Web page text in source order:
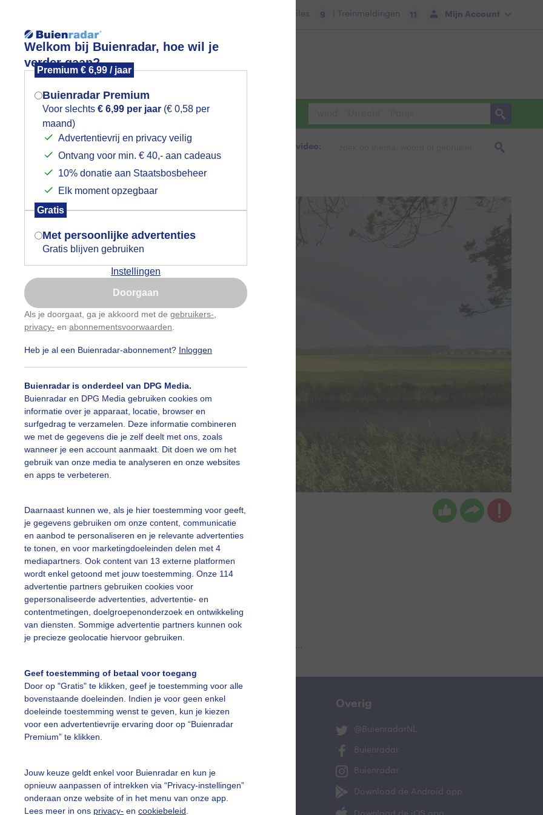
Welkom bij Buienradar, hoe wil je
verder gaan?
Premium € 6,99 / jaar
Buienradar Premium
Voor slechts € 6,99 per jaar (€ 0,58 per
maand)
Advertentievrij en privacy veilig
Ontvang voor min. € 40,- aan cadeaus
10% donatie aan Staatsbosbeheer
Elk moment opzegbaar
Gratis
Met persoonlijke advertenties
Gratis blijven gebruiken
Instellingen
Doorgaan
Als je doorgaat, ga je akkoord met de gebruikers-
privacy- en abonnementsvoorwaarden
Heb je al een Buienradar-abonnement? Inloggen
Buienradar is onderdeel van DPG Media.
Buienradar en DPG Media gebruiken cookies om
informatie over je apparaat, locatie, browser en
surfgedrag te verzamelen. Deze informatie combineren
we met de gegevens die je zelf deelt met ons, zoals
wanneer je een account aanmaakt. Dit doen we om het
gebruik van onze media te analyseren en onze websites
en apps te verbeteren.
Daarnaast kunnen we, als je hier toestemming voor geeft,
je gegevens gebruiken om onze content, communicatie
en aanbod te personaliseren en je relevante advertenties
te tonen, en voor marketingdoeleinden delen met 4
mediapartners. Ook content van 13 externe platformen
wordt enkel getoond met jouw toestemming. Onze 114
advertentie partners gebruiken cookies voor
gepersonaliseerde advertenties, advertentie- en
contentmetingen, doelgroepenonderzoek en ontwikkeling
van diensten. Sommige advertentie partners kunnen ook
je precieze geolocatie hiervoor gebruiken.
Geef toestemming of betaal voor toegang
Door op "Gratis" te klikken, geef je toestemming voor alle
bovenstaande doeleinden. Indien je voor geen enkel
doeleinde toestemming wenst te geven, kun je kiezen
voor een advertentievrije ervaring door op “Buienradar
Premium” te klikken.
Jouw keuze geldt enkel voor Buienradar en kun je
opnieuw aanpassen of intrekken via “Privacy-instellingen”
onderaan onze website of in het menu van onze app.
Lees meer in ons privacy- en cookiebeleid
Mijn Account
Files 9 | Treinmeldingen 11
Foto en video Weerzine
Zoeken in foto & video:
public Gemaakt: 23-05-2025, 39x bekeken
slideshow
vragen
Mijn weer
De Bilt
Overig
@BuienradarNL
Buienradar
Buienradar
Download de Android app
Mogen we je locatie gebruiken voor
het weer?
Indien je hier nog geen akkoord op hebt
gegeven, verschijnt er zo een pop-up uit
je browser waarin deze toestemming
gevraagd wordt.
Is goed, toon de popup
Nu niet, misschien later
Gebruik je Safari en wil je niet elke dag deze pop-up
Klikhierom dit aan te passen